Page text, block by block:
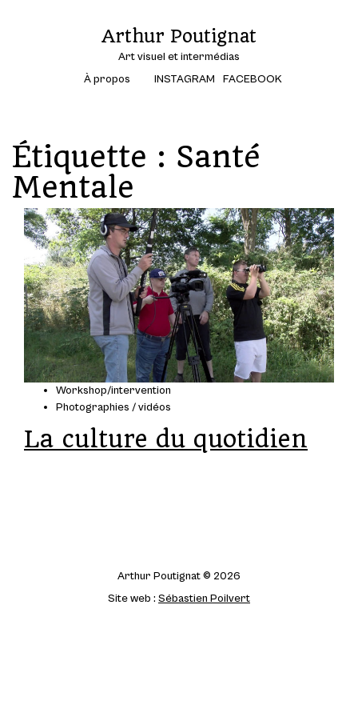
Arthur Poutignat
Art visuel et intermédias
À propos
INSTAGRAM FACEBOOK
Étiquette : Santé
Mentale
Workshop/intervention
Photographies / vidéos
La culture du quotidien
Arthur Poutignat © 2026
Site web : Sébastien Poilvert